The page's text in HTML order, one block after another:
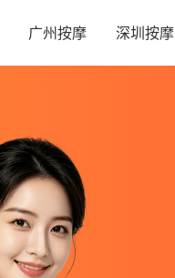
广州按摩 深圳按摩